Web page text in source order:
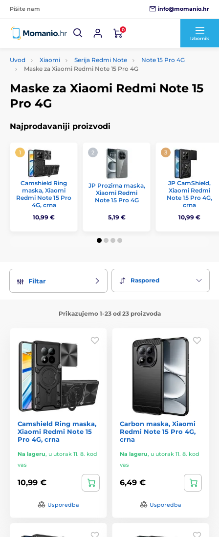
Pišite nam info@momanio.hr
0
Izbornik
Uvod Xiaomi Serija Redmi Note
Note 15 Pro 4G
Maske za Xiaomi Redmi Note 15 Pro 4G
Maske za Xiaomi Redmi Note 15
Pro 4G
Najprodavaniji proizvodi
Camshield Ring
maska, Xiaomi
Redmi Note 15 Pro
4G, crna
10,99 €
JP Prozirna maska,
Xiaomi Redmi
Note 15 Pro 4G
5,19 €
JP CamShield,
Xiaomi Redmi
Note 15 Pro 4G,
crna
10,99 €
Filtar Raspored
Prikazujemo 1-23 od 23 proizvoda
Camshield Ring maska,
Xiaomi Redmi Note 15
Pro 4G, crna
Na lageru, u utorak 11. 8. kod
vas
10,99 €
Usporedba
Carbon maska, Xiaomi
Redmi Note 15 Pro 4G,
crna
Na lageru, u utorak 11. 8. kod
vas
6,49 €
Usporedba